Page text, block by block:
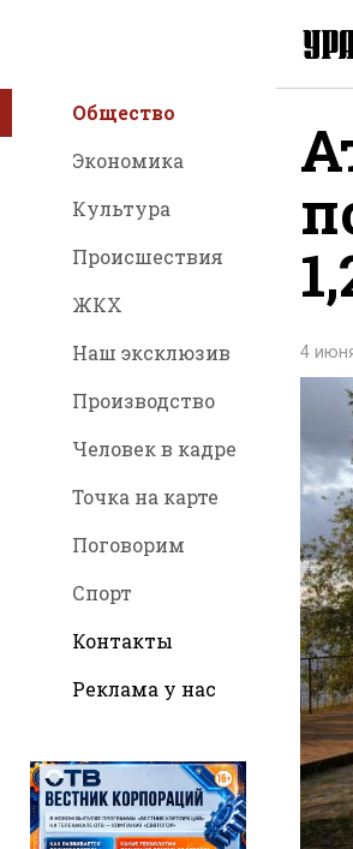
Общество
Экономика
Культура
Происшествия
ЖКХ
Наш эксклюзив
Производство
Человек в кадре
Точка на карте
Поговорим
Спорт
Контакты
Реклама у нас
4